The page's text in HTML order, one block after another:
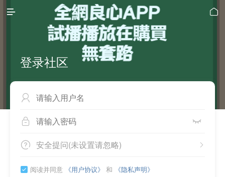
 
登录社区

 
 
安全提问(未设置请忽略)
 阅读并同意 《用户协议》 和 《隐私声明》